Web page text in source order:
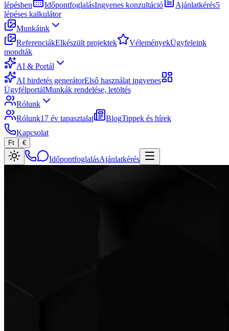
lépésben
IdőpontfoglalásIngyenes konzultáció Ajánlatkérés5
lépéses kalkulátor
Munkáink
ReferenciákElkészült projektek VéleményekÜgyfeleink
mondták
AI & Portál
AI hirdetés generátorElső használat ingyenes
ÜgyfélportálMunkák rendelése, letöltés
Rólunk
Rólunk17 év tapasztalat BlogTippek és hírek
Kapcsolat
Ft €
IdőpontfoglalásAjánlatkérés